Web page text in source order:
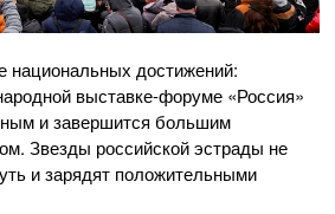
национальных достижений:
выставке-форуме «Россия»
и завершится большим
Звезды российской эстрады не
и зарядят положительными